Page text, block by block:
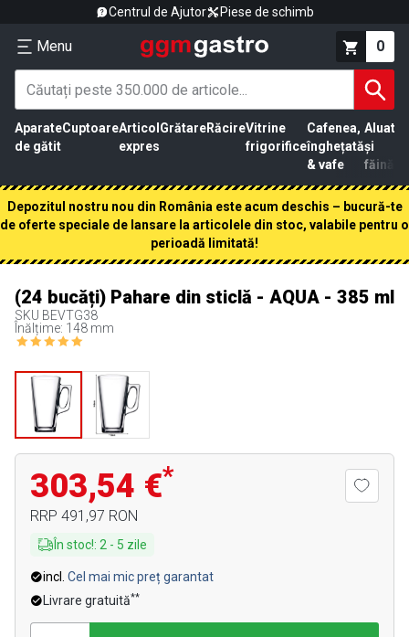
Centrul de Ajutor Piese de schimb
Menu 0
Aparate
de gătit
CuptoareArticol
expres
GrătareRăcireVitrine
frigorifice
Cafenea,
înghețată
& vafe
Aluat
și
făină
Depozitul nostru nou din România este acum deschis – bucură-te
de oferte speciale de lansare la articolele din stoc, valabile pentru o
perioadă limitată!
(24 bucăți) Pahare din sticlă - AQUA - 385 ml
SKU BEVTG38
Înălțime: 148 mm
303,54 €*
RRP 491,97 RON
În stoc!: 2 - 5 zile
incl. Cel mai mic preț garantat
Livrare gratuită**